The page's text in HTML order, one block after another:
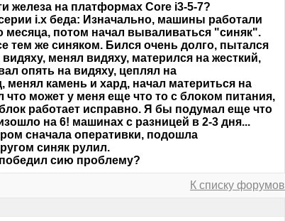
железа на платформах Core i3-5-7?
i.x беда: Изначально, машины работали
месяца, потом начал вываливаться "синяк".
тем же синяком. Бился очень долго, пытался
менял видяху, матерился на жесткий,
опять на видяху, цеплял на
камень и хард, начал материться на
может у меня еще что то с блоком питания,
работает исправно. Я бы подумал еще что
на 6! машинах с разницей в 2-3 дня...
сначала оперативки, подошла
синяк рулил.
победил сию проблему?
К списку форумов